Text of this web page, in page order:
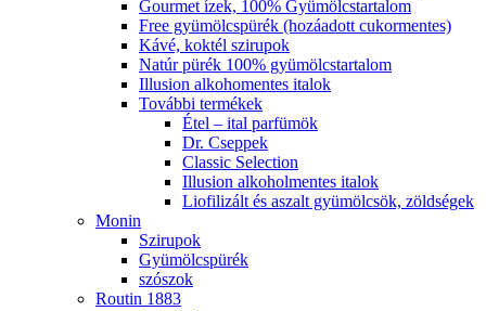
Gourmet ízek, 100% Gyümölcstartalom
Free gyümölcspürék (hozáadott cukormentes)
Kávé, koktél szirupok
Natúr pürék 100% gyümölcstartalom
Illusion alkohomentes italok
További termékek
Étel – ital parfümök
Dr. Cseppek
Classic Selection
Illusion alkoholmentes italok
Liofilizált és aszalt gyümölcsök, zöldségek
Monin
Szirupok
Gyümölcspürék
szószok
Routin 1883